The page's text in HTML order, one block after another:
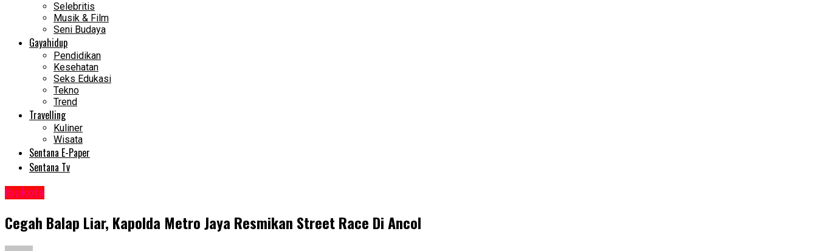
Selebritis
Musik & Film
Seni Budaya
Gayahidup
Pendidikan
Kesehatan
Seks Edukasi
Tekno
Trend
Travelling
Kuliner
Wisata
Sentana E-Paper
Sentana Tv
Ibukota
Cegah Balap Liar, Kapolda Metro Jaya Resmikan Street Race Di Ancol